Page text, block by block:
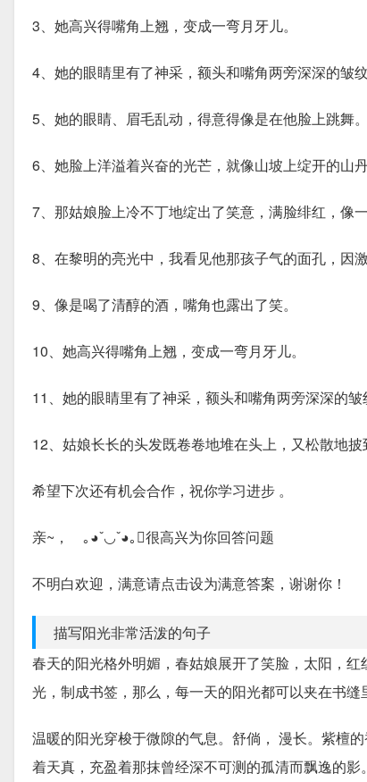
3、她高兴得嘴角上翘，变成一弯月牙儿。
4、她的眼睛里有了神采，额头和嘴角两旁深深的皱
5、她的眼睛、眉毛乱动，得意得像是在他脸上跳舞。
6、她脸上洋溢着兴奋的光芒，就像山坡上绽开的山丹
7、那姑娘脸上冷不丁地绽出了笑意，满脸绯红，像
8、在黎明的亮光中，我看见他那孩子气的面孔，因
9、像是喝了清醇的酒，嘴角也露出了笑。
10、她高兴得嘴角上翘，变成一弯月牙儿。
11、她的眼睛里有了神采，额头和嘴角两旁深深的
12、姑娘长长的头发既卷卷地堆在头上，又松散地披
希望下次还有机会合作，祝你学习进步 。
亲~， ｡◕ˇ◡ˇ◕｡很高兴为你回答问题
不明白欢迎，满意请点击设为满意答案，谢谢你！
描写阳光非常活泼的句子
春天的阳光格外明媚，春姑娘展开了笑脸，太阳，
光，制成书签，那么，每一天的阳光都可以夹在书缝
温暖的阳光穿梭于微隙的气息。舒倘， 漫长。紫檀
着天真，充盈着那抹曾经深不可测的孤清而飘逸的影。